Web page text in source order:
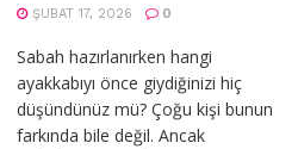
ŞUBAT 17, 2026
0
Sabah hazırlanırken hangi
ayakkabıyı önce giydiğinizi hiç
düşündünüz mü? Çoğu kişi bunun
farkında bile değil. Ancak